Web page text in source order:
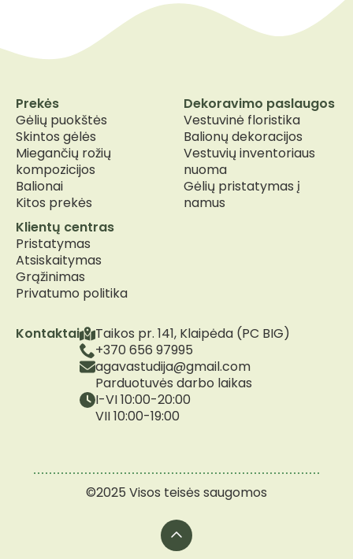
options
product
page
Kontaktai
Taikos pr. 141, Klaipėda (PC BIG)
+370 656 97995
agavastudija@gmail.com
Parduotuvės darbo laikas
I-VI 10:00-20:00
VII 10:00-19:00
Prekės
Gėlių puokštės
Skintos gėlės
Miegančių rožių
kompozicijos
Balionai
Kitos prekės
Dekoravimo paslaugos
Vestuvinė floristika
Balionų dekoracijos
Vestuvių inventoriaus
nuoma
Gėlių pristatymas į
namus
Klientų centras
Pristatymas
Atsiskaitymas
Grąžinimas
Privatumo politika
©2025 Visos teisės saugomos